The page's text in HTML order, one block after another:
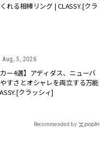
れる相棒リング | CLASSY.[クラ
Aug, 5, 2026
カー4選】アディダス、ニューバ
すさとオシャレを両立する万能
クラッシィ]
Recommended by